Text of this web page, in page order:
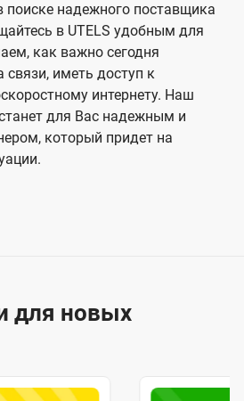
поиске надежного поставщика
в UTELS удобным для
как важно сегодня
связи, иметь доступ к
интернету. Наш
для Вас надежным и
который придет на
для новых